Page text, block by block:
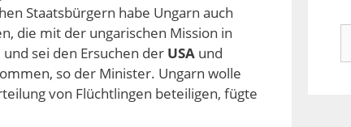
Staatsbürgern habe Ungarn auch
die mit der ungarischen Mission in
sei den Ersuchen der USA und
so der Minister. Ungarn wolle
von Flüchtlingen beteiligen, fügte